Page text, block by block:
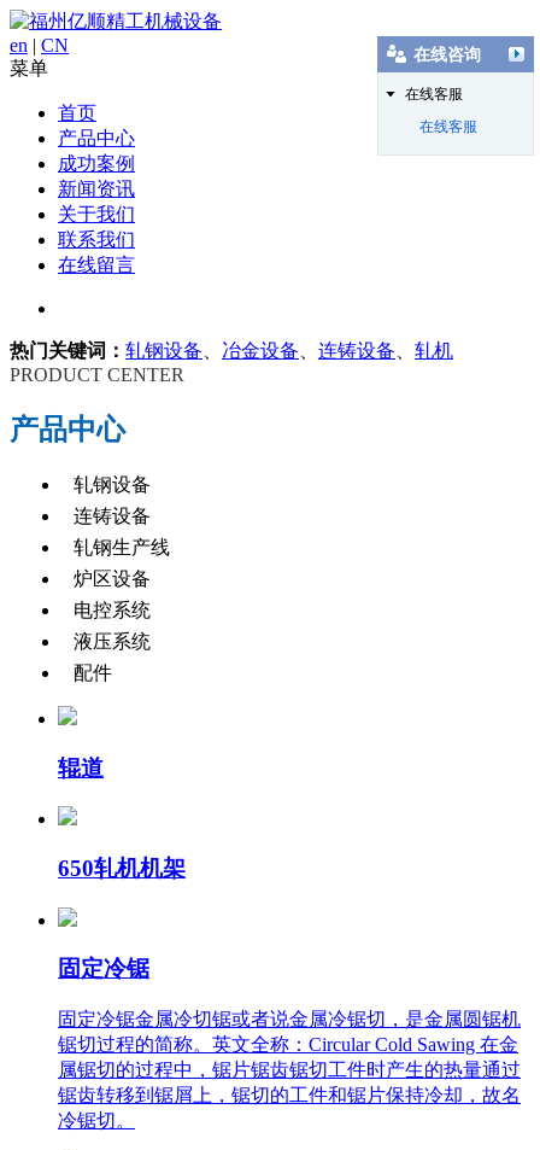
en | CN
菜单
首页
产品中心
成功案例
新闻资讯
关于我们
联系我们
在线留言
热门关键词： 轧钢设备 冶金设备 连铸设备
轧机
PRODUCT CENTER
产品中心
轧钢设备
连铸设备
轧钢生产线
炉区设备
电控系统
液压系统
配件
辊道
650轧机机架
固定冷锯
固定冷锯金属冷切锯或者说金属冷锯切，是金属圆锯机
锯切过程的简称。英文全称：Circular Cold Sawing 在金
属锯切的过程中，锯片锯齿锯切工件时产生的热量通过
锯齿转移到锯屑上，锯切的工件和锯片保持冷却，故名
冷锯切。
在线咨询
在线客服
在线客服